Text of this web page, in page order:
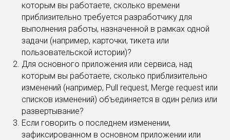
которым вы работаете, сколько времени
приблизительно требуется разработчику для
выполнения работы, назначенной в рамках одной
задачи (например, карточки, тикета или
пользовательской истории)?
Для основного приложения или сервиса, над
которым вы работаете, сколько приблизительно
изменений (например, Pull request, Merge request или
списков изменений) объединяется в один релиз или
развертывание?
Если говорить о последнем изменении,
зафиксированном в основном приложении или